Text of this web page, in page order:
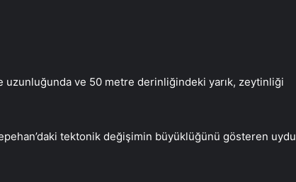
uzunluğunda ve 50 metre derinliğindeki yarık, zeytinliği
tektonik değişimin büyüklüğünü gösteren uydu